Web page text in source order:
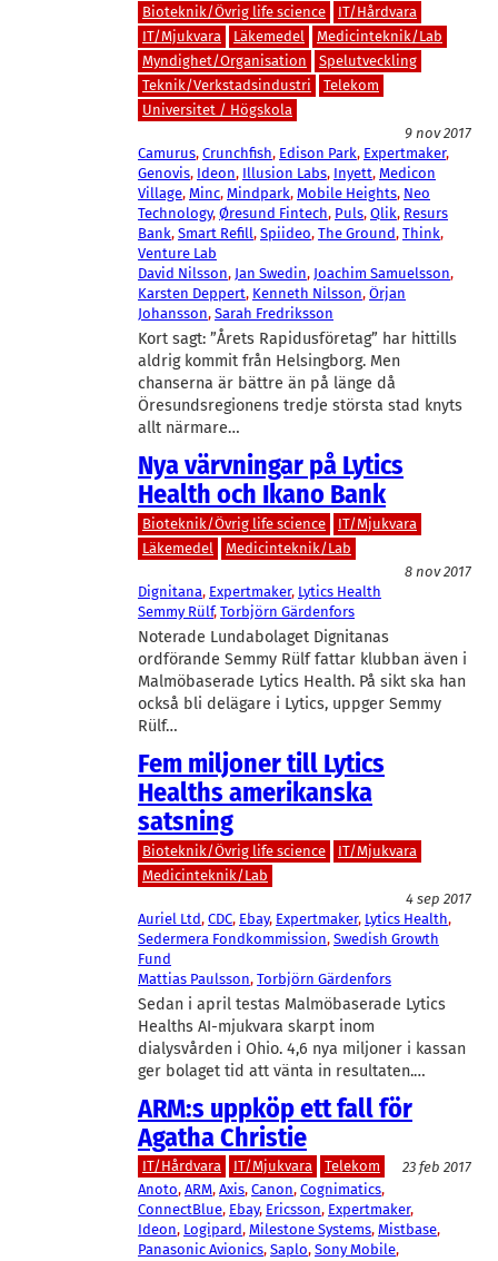
Bioteknik/Övrig life science
IT/Hårdvara
IT/Mjukvara
Läkemedel
Medicinteknik/Lab
Myndighet/Organisation
Spelutveckling
Teknik/Verkstadsindustri
Telekom
Universitet / Högskola
9 nov 2017
Camurus, Crunchfish, Edison Park, Expertmaker
Genovis, Ideon, Illusion Labs, Inyett, Medicon
Village, Minc, Mindpark, Mobile Heights, Neo
Technology, Øresund Fintech, Puls, Qlik, Resurs
Bank, Smart Refill, Spiideo, The Ground, Think
Venture Lab
David Nilsson, Jan Swedin, Joachim Samuelsson
Karsten Deppert, Kenneth Nilsson, Örjan
Johansson, Sarah Fredriksson
Kort sagt: ”Årets Rapidusföretag” har hittills
aldrig kommit från Helsingborg. Men
chanserna är bättre än på länge då
Öresundsregionens tredje största stad knyts
allt närmare…
Nya värvningar på Lytics
Health och Ikano Bank
Bioteknik/Övrig life science
IT/Mjukvara
Läkemedel
Medicinteknik/Lab
8 nov 2017
Dignitana, Expertmaker, Lytics Health
Semmy Rülf, Torbjörn Gärdenfors
Noterade Lundabolaget Dignitanas
ordförande Semmy Rülf fattar klubban även i
Malmöbaserade Lytics Health. På sikt ska han
också bli delägare i Lytics, uppger Semmy
Rülf…
Fem miljoner till Lytics
Healths amerikanska
satsning
Bioteknik/Övrig life science
IT/Mjukvara
Medicinteknik/Lab
4 sep 2017
Auriel Ltd, CDC, Ebay, Expertmaker, Lytics Health
Sedermera Fondkommission, Swedish Growth
Fund
Mattias Paulsson, Torbjörn Gärdenfors
Sedan i april testas Malmöbaserade Lytics
Healths AI-mjukvara skarpt inom
dialysvården i Ohio. 4,6 nya miljoner i kassan
ger bolaget tid att vänta in resultaten.…
ARM:s uppköp ett fall för
Agatha Christie
IT/Hårdvara IT/Mjukvara Telekom
23 feb 2017
Anoto, ARM, Axis, Canon, Cognimatics
ConnectBlue, Ebay, Ericsson, Expertmaker
Ideon, Logipard, Milestone Systems, Mistbase
Panasonic Avionics, Saplo, Sony Mobile